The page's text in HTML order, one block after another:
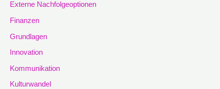
Externe Nachfolgeoptionen
Finanzen
Grundlagen
Innovation
Kommunikation
Kulturwandel